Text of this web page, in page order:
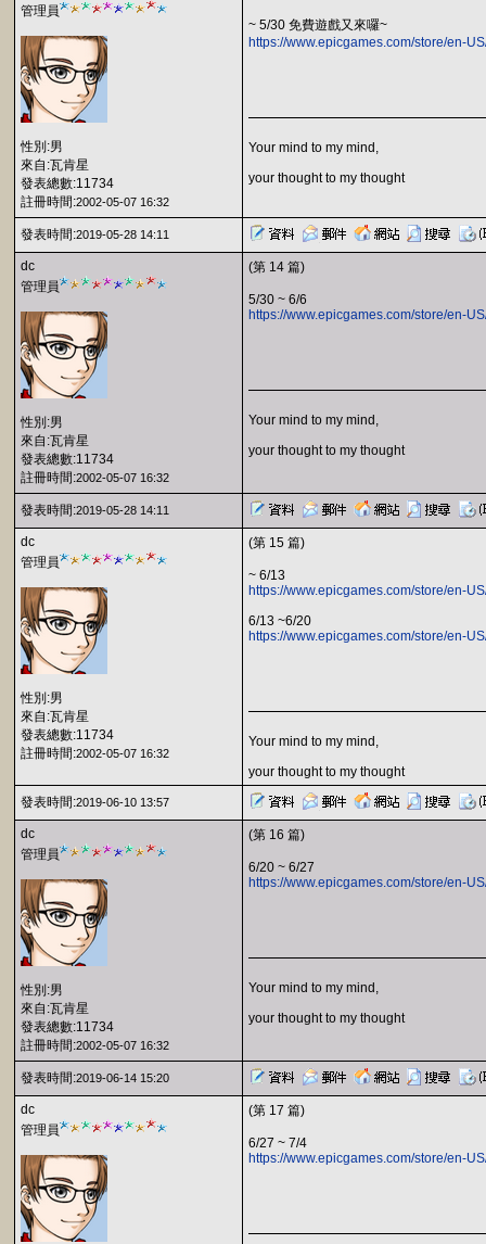
管理員
性別:男
來自:瓦肯星
發表總數:11734
註冊時間:2002-05-07 16:32
~ 5/30 免費遊戲又來囉~
https://www.epicgames.com/store/en-
Your mind to my mind,
your thought to my thought
發表時間:2019-05-28 14:11
dc
管理員
性別:男
來自:瓦肯星
發表總數:11734
註冊時間:2002-05-07 16:32
(第 14 篇)
5/30 ~ 6/6
https://www.epicgames.com/store/en-
Your mind to my mind,
your thought to my thought
發表時間:2019-05-28 14:11
dc
管理員
性別:男
來自:瓦肯星
發表總數:11734
註冊時間:2002-05-07 16:32
(第 15 篇)
~ 6/13
https://www.epicgames.com/store/en-
6/13 ~6/20
https://www.epicgames.com/store/en-
Your mind to my mind,
your thought to my thought
發表時間:2019-06-10 13:57
dc
管理員
性別:男
來自:瓦肯星
發表總數:11734
註冊時間:2002-05-07 16:32
(第 16 篇)
6/20 ~ 6/27
https://www.epicgames.com/store/en-
Your mind to my mind,
your thought to my thought
發表時間:2019-06-14 15:20
dc
管理員
(第 17 篇)
6/27 ~ 7/4
https://www.epicgames.com/store/en-